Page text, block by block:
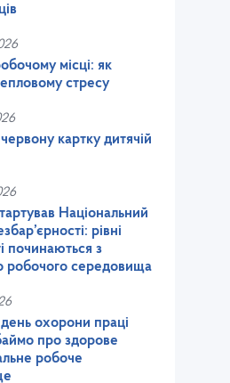
місці: як
стресу
картку дитячій
Національний
рівні
починаються з
робочого середовища
день охорони праці
про здорове
робоче